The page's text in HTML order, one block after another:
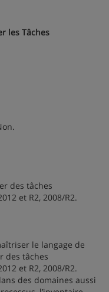
les Tâches
des tâches
et R2, 2008/R2.
le langage de
des tâches
et R2, 2008/R2.
des domaines aussi